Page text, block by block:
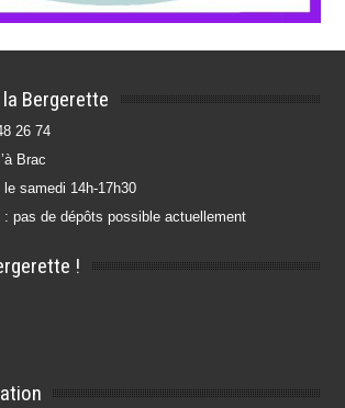
Bergerette
26 74
Brac
samedi 14h-17h30
pas de dépôts possible actuellement
!